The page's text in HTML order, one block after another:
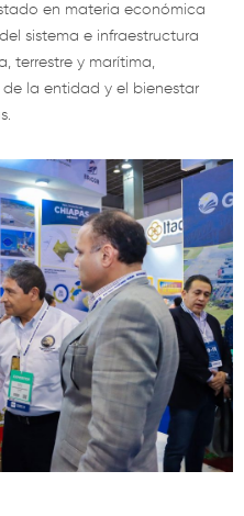
en materia económica
sistema e infraestructura
terrestre y marítima,
la entidad y el bienestar